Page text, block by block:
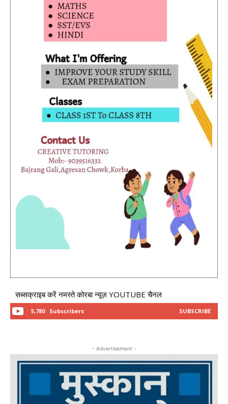
सब्सक्राइब करें नमस्ते कोरबा न्यूज़ YOUTUBE चैनल
5,780 Subscribers SUBSCRIBE
- Advertisement -